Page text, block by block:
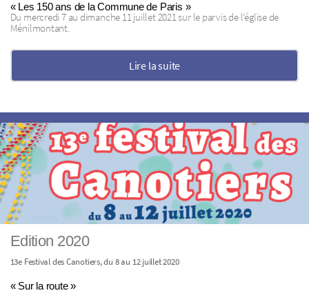
« Les 150 ans de la Commune de Paris »
Du mercredi 7 au dimanche 11 juillet 2021 sur le parvis de l’église de
Ménilmontant.
Lire la suite
Edition 2020
13e Festival des Canotiers, du 8 au 12 juillet 2020
« Sur la route »